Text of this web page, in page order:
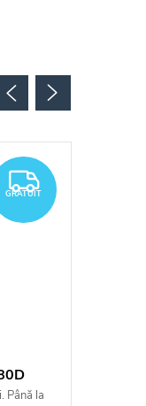
GRATUIT
GRATUIT
Până la